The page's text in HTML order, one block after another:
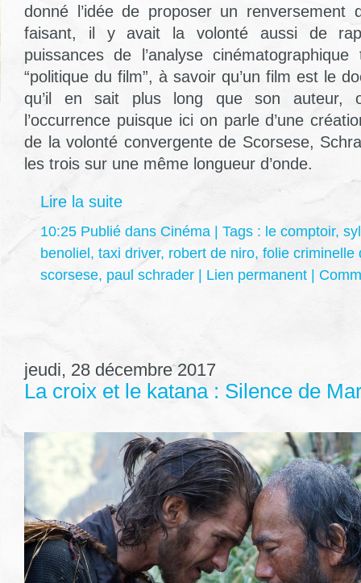
donné l’idée de proposer un
faisant, il y avait la volonté aussi de
puissances de l’analyse
“politique du film”, à savoir qu’un film est le
qu’il en sait plus long que son auteur,
l’occurrence puisque ici on parle d’une
de la volonté convergente de Scorsese,
les trois sur une même longueur d’onde.
Lire la suite
10:25 Publié dans Cinéma | Tags : le comptoir,
benoliel , taxi driver, robert de niro, folie criminelle
scorsese, paul schrader Lien permanent
jeudi, 28 décembre 2017
La croix et le katana : Silence de